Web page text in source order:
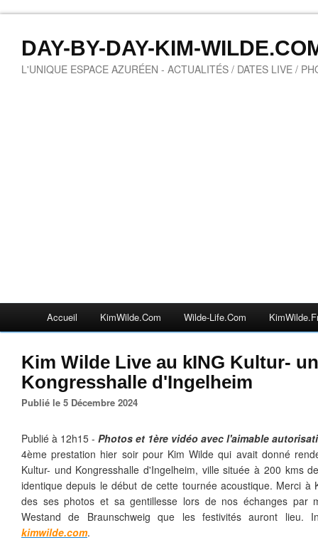
DAY-BY-DAY-KIM-
L'UNIQUE ESPACE AZURÉEN - ACTUALITÉS / DATES LIVE /
Accueil KimWilde.com Wilde-Life.com
Kim Wilde Live au kING Kultur-
Kongresshalle d'Ingelheim
Publié le 5 Décembre 2024
Publié à 12h15 - Photos et 1ère vidéo avec l'aimable
4ème prestation hier soir pour Kim Wilde qui avait donné
Kultur- und Kongresshalle d'Ingelheim, ville située à 200 kms
identique depuis le début de cette tournée acoustique. Merci à
des ses photos et sa gentillesse lors de nos échanges par
Westand de Braunschweig que les festivités auront lieu.
kimwilde.com.